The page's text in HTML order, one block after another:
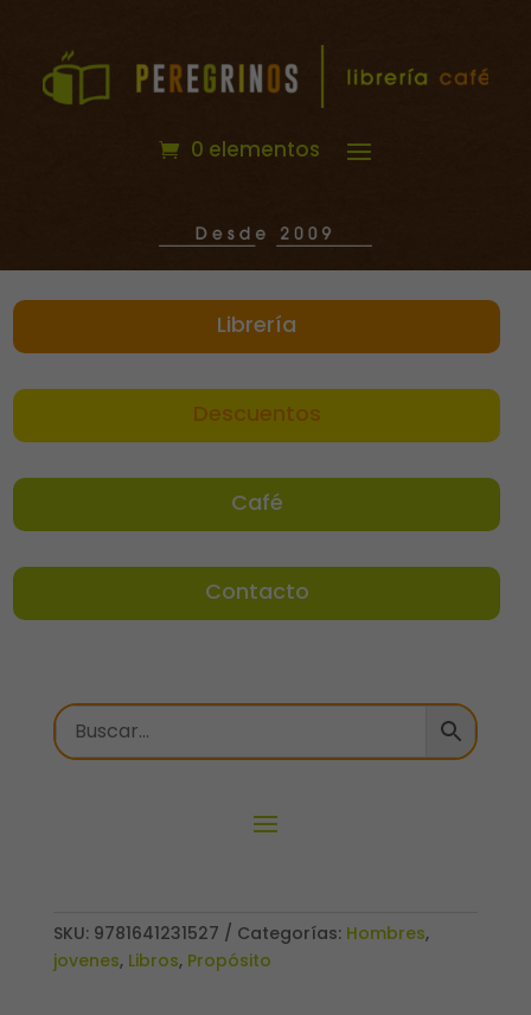
0 elementos
Librería
Descuentos
Café
Contacto
SKU: 9781641231527 Categorías: Hombres,
jovenes, Libros, Propósito